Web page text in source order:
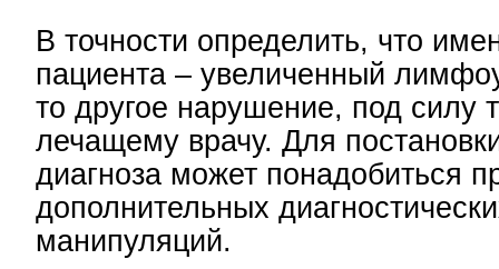
В точности определить, что
пациента – увеличенный
то другое нарушение, под силу
лечащему врачу. Для
диагноза может понадобиться
дополнительных
манипуляций.